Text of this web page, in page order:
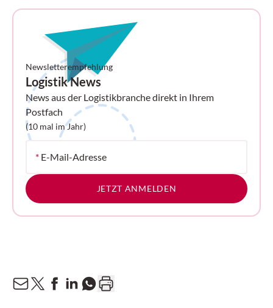
Newsletterempfehlung
Logistik News
News aus der Logistikbranche direkt in Ihrem
Postfach
(10 mal im Jahr)
* E-Mail-Adresse
JETZT ANMELDEN